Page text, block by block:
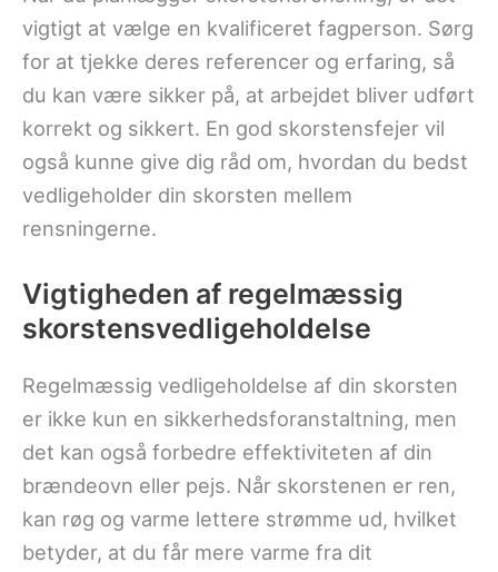
vigtigt at vælge en kvalificeret fagperson. Sørg
for at tjekke deres referencer og erfaring, så
du kan være sikker på, at arbejdet bliver udført
korrekt og sikkert. En god skorstensfejer vil
også kunne give dig råd om, hvordan du bedst
vedligeholder din skorsten mellem
rensningerne.
Vigtigheden af regelmæssig
skorstensvedligeholdelse
Regelmæssig vedligeholdelse af din skorsten
er ikke kun en sikkerhedsforanstaltning, men
det kan også forbedre effektiviteten af din
brændeovn eller pejs. Når skorstenen er ren,
kan røg og varme lettere strømme ud, hvilket
betyder, at du får mere varme fra dit